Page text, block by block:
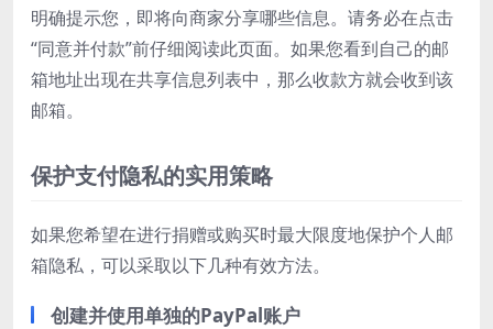
明确提示您，即将向商家分享哪些信息。请务必在点击
“同意并付款”前仔细阅读此页面。如果您看到自己的邮
箱地址出现在共享信息列表中，那么收款方就会收到该
邮箱。
保护支付隐私的实用策略
如果您希望在进行捐赠或购买时最大限度地保护个人邮
箱隐私，可以采取以下几种有效方法。
创建并使用单独的PayPal账户